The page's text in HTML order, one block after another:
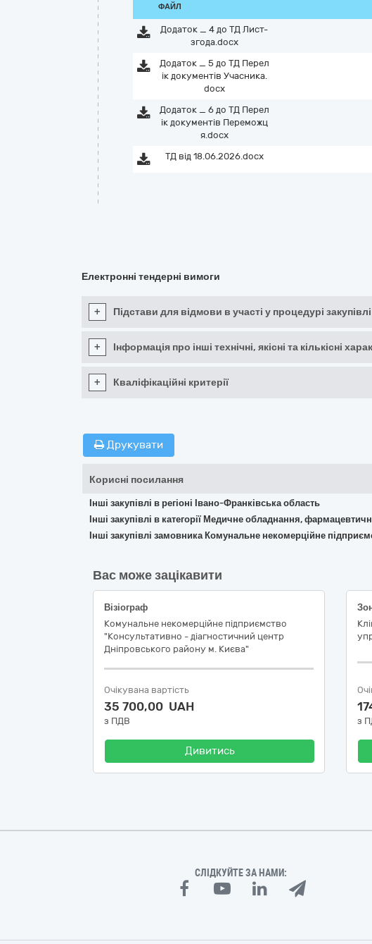
ФАЙЛ
Додаток _ 4 до ТД Лист-
згода.docx
Додаток _ 5 до ТД Перел
ік документів Учасника.
docx
Додаток _ 6 до ТД Перел
ік документів Переможц
я.docx
ТД від 18.06.2026.docx
Електронні тендерні вимоги
+ Підстави для відмови в участі у процедурі закупівлі
+ Інформація про інші технічні, якісні та кількісні
+ Кваліфікаційні критерії
Друкувати
Корисні посилання
Інші закупівлі в регіоні Івано-Франківська область
Інші закупівлі в категорії Медичне обладнання,
Інші закупівлі замовника Комунальне некомерційне
Вас може зацікавити
Візіограф
Комунальне некомерційне підприємство
"Консультативно - діагностичний центр
Дніпровського району м. Києва"
Очікувана вартість
35 700,00 UAH
з ПДВ
Дивитись
з
СЛІДКУЙТЕ ЗА НАМИ: